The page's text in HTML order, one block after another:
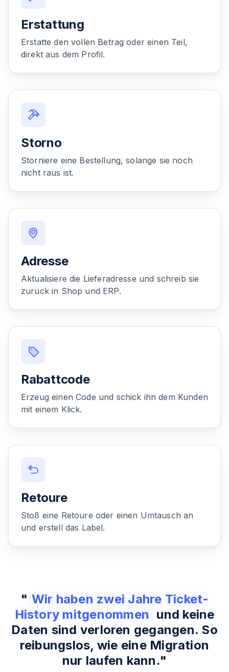
Erstattung
Erstatte den vollen Betrag oder einen Teil,
direkt aus dem Profil.
Storno
Storniere eine Bestellung, solange sie noch
nicht raus ist.
Adresse
Aktualisiere die Lieferadresse und schreib sie
zurück in Shop und ERP.
Rabattcode
Erzeug einen Code und schick ihn dem Kunden
mit einem Klick.
Retoure
Stoß eine Retoure oder einen Umtausch an
und erstell das Label.
" Wir haben zwei Jahre Ticket-
History mitgenommen und keine
Daten sind verloren gegangen. So
reibungslos, wie eine Migration
nur laufen kann."